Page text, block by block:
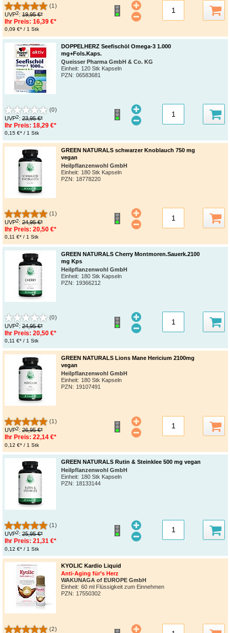
(1)
UVP2: 19,95 €*
Ihr Preis: 16,39 €*
0,09 €* / 1 Stk
DOPPELHERZ Seefischöl Omega-3 1.000
mg+Fols.Kaps.
Queisser Pharma GmbH & Co. KG
Einheit: 120 Stk Kapseln
PZN: 06583681
(0)
UVP2: 23,95 €*
Ihr Preis: 18,29 €*
0,15 €* / 1 Stk
GREEN NATURALS schwarzer Knoblauch 750 mg
vegan
Heilpflanzenwohl GmbH
Einheit: 180 Stk Kapseln
PZN: 18778220
(1)
UVP2: 24,95 €*
Ihr Preis: 20,50 €*
0,11 €* / 1 Stk
GREEN NATURALS Cherry Montmoren.Sauerk.2100
mg Kps
Heilpflanzenwohl GmbH
Einheit: 180 Stk Kapseln
PZN: 19366212
(0)
UVP2: 24,95 €*
Ihr Preis: 20,50 €*
0,11 €* / 1 Stk
GREEN NATURALS Lions Mane Hericium 2100mg
vegan
Heilpflanzenwohl GmbH
Einheit: 180 Stk Kapseln
PZN: 19107491
(1)
UVP2: 26,95 €*
Ihr Preis: 22,14 €*
0,12 €* / 1 Stk
GREEN NATURALS Rutin & Steinklee 500 mg vegan
Heilpflanzenwohl GmbH
Einheit: 180 Stk Kapseln
PZN: 18133144
(1)
UVP2: 25,95 €*
Ihr Preis: 21,31 €*
0,12 €* / 1 Stk
KYOLIC Kardio Liquid
Anti-Aging für’s Herz
WAKUNAGA of EUROPE GmbH
Einheit: 60 ml Flüssigkeit zum Einnehmen
PZN: 17550302
(2)